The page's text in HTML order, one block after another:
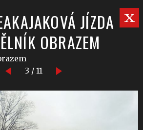
JÍZDA
OBRAZEM
3 / 11